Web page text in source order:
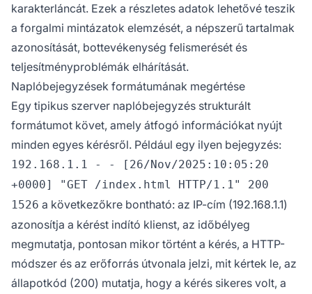
karakterláncát. Ezek a részletes adatok lehetővé teszik
a forgalmi mintázatok elemzését, a népszerű tartalmak
azonosítását, bottevékenység felismerését és
teljesítményproblémák elhárítását.
Naplóbejegyzések formátumának megértése
Egy tipikus szerver naplóbejegyzés strukturált
formátumot követ, amely átfogó információkat nyújt
minden egyes kérésről. Például egy ilyen bejegyzés:
192.168.1.1 - - [26/Nov/2025:10:05:20
+0000] "GET /index.html HTTP/1.1" 200
1526 a következőkre bontható: az IP-cím (192.168.1.1)
azonosítja a kérést indító klienst, az időbélyeg
megmutatja, pontosan mikor történt a kérés, a HTTP-
módszer és az erőforrás útvonala jelzi, mit kértek le, az
állapotkód (200) mutatja, hogy a kérés sikeres volt, a